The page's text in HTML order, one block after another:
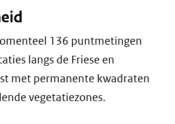
136 puntmetingen
langs de Friese en
met permanente kwadraten
vegetatiezones.